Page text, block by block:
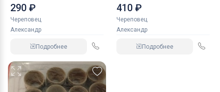
290 ₽
Череповец
Александр
Подробнее
410 ₽
Череповец
Александр
Подробнее